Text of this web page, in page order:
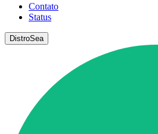
Contato
Status
DistroSea